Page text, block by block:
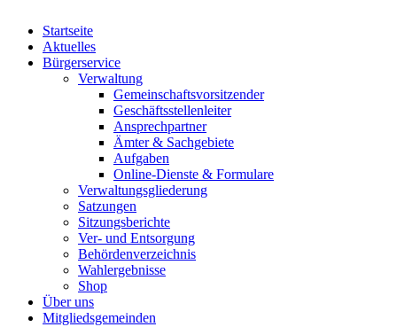
Startseite
Aktuelles
Bürgerservice
Verwaltung
Gemeinschaftsvorsitzender
Geschäftsstellenleiter
Ansprechpartner
Ämter & Sachgebiete
Aufgaben
Online-Dienste & Formulare
Verwaltungsgliederung
Satzungen
Sitzungsberichte
Ver- und Entsorgung
Behördenverzeichnis
Wahlergebnisse
Shop
Über uns
Mitgliedsgemeinden